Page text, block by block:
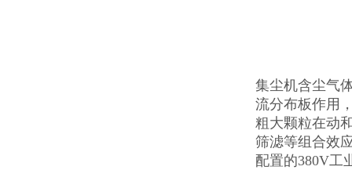
集尘机含尘气
流分布板作用
粗大颗粒在动
筛滤等组合效
配置的380V工